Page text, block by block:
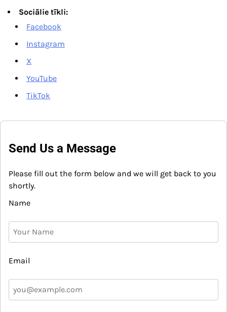
Sociālie tīkli:
Facebook
Instagram
X
YouTube
TikTok
Send Us a Message
Please fill out the form below and we will get back to you
shortly.
Name
Email